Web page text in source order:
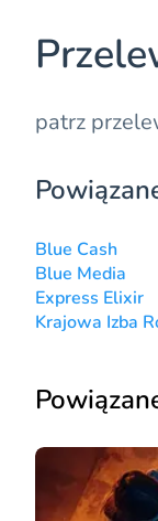
patrz
Blue Cash
Blue Media
Express Elixir
Krajowa Izba